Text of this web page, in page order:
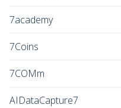
7academy
7Coins
7COMm
AIDataCapture7